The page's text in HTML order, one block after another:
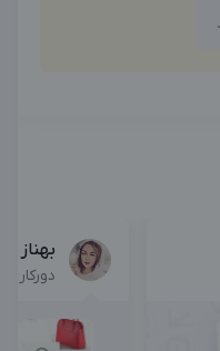
بهناز
دورکاری